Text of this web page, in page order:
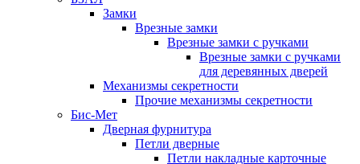
Замки
Врезные замки
Врезные замки с ручками
Врезные замки с ручками
для деревянных дверей
Механизмы секретности
Прочие механизмы секретности
Бис-Мет
Дверная фурнитура
Петли дверные
Петли накладные карточные